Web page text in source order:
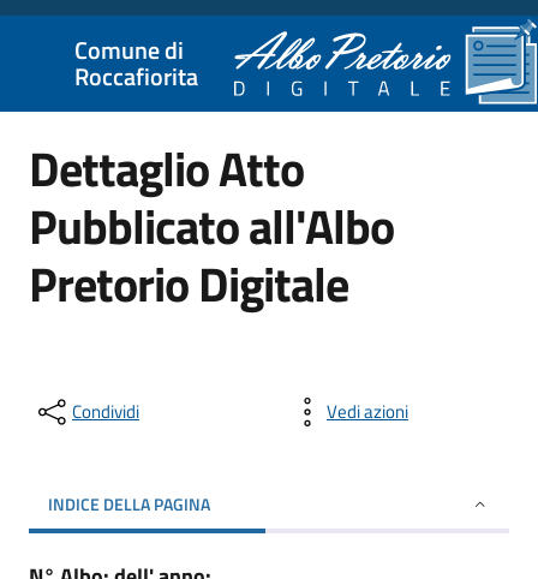
Comune di
Roccafiorita
Dettaglio Atto
Pubblicato all'Albo
Pretorio Digitale
Condividi Vedi azioni
INDICE DELLA PAGINA